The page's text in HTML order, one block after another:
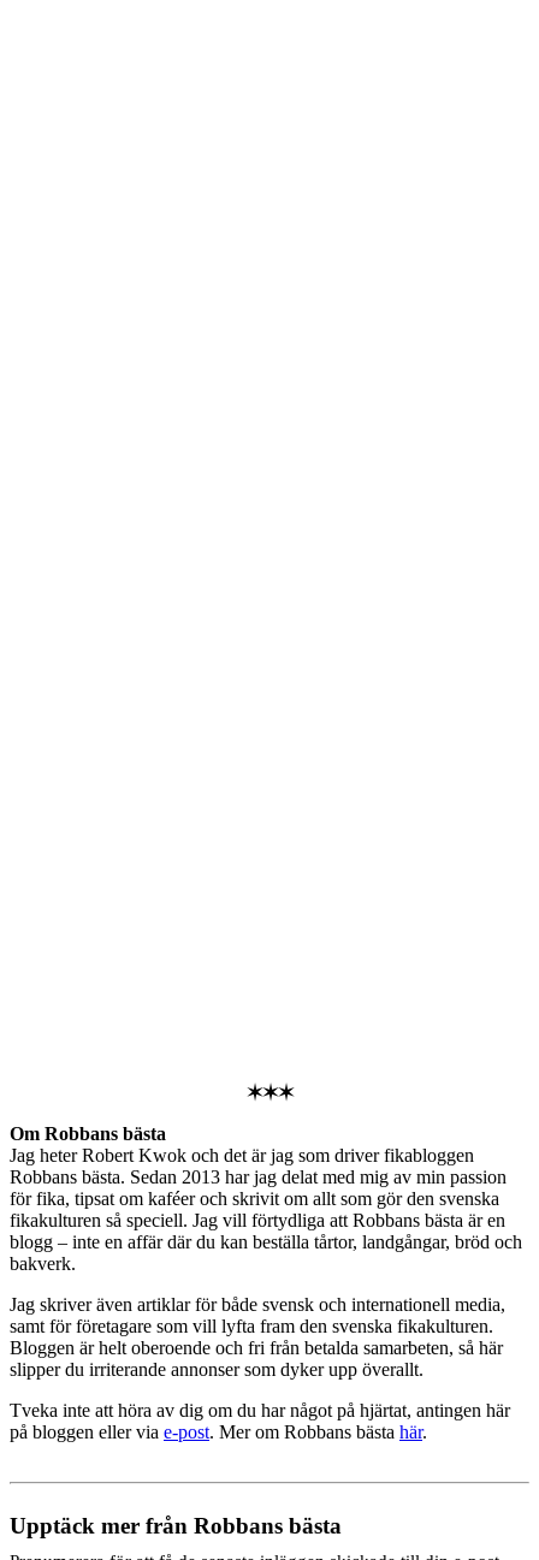
✶✶✶
Om Robbans bästa
Jag heter Robert Kwok och det är jag som driver fikabloggen
Robbans bästa. Sedan 2013 har jag delat med mig av min passion
för fika, tipsat om kaféer och skrivit om allt som gör den svenska
fikakulturen så speciell. Jag vill förtydliga att Robbans bästa är en
blogg – inte en affär där du kan beställa tårtor, landgångar, bröd och
bakverk.
Jag skriver även artiklar för både svensk och internationell media,
samt för företagare som vill lyfta fram den svenska fikakulturen.
Bloggen är helt oberoende och fri från betalda samarbeten, så här
slipper du irriterande annonser som dyker upp överallt.
Tveka inte att höra av dig om du har något på hjärtat, antingen här
på bloggen eller via e-post. Mer om Robbans bästa här.
Upptäck mer från Robbans bästa